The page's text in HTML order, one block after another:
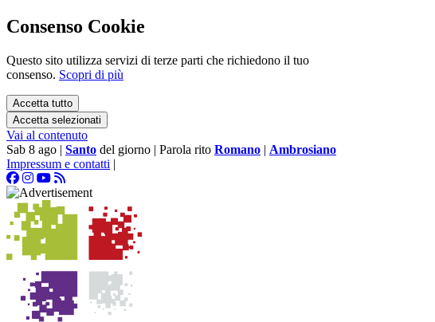
Consenso Cookie
Questo sito utilizza servizi di terze parti che richiedono il tuo
consenso. Scopri di più
Accetta tutto
Accetta selezionati
Vai al contenuto
Sab 8 ago | Santo del giorno | Parola rito Romano | Ambrosiano
Impressum e contatti |